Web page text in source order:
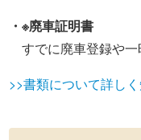
・※廃車証明書
すでに廃車登録や
>>書類について詳し